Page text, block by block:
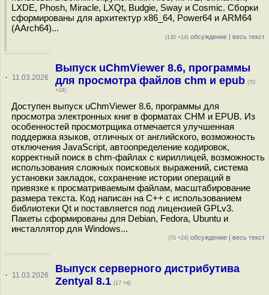
LXDE, Phosh, Miracle, LXQt, Budgie, Sway и Cosmic. Сборки
сформированы для архитектур x86_64, Power64 и ARM64
(AArch64)...
(130 +14) обсуждение | весь текст
· 11.03.2026
Выпуск uChmViewer 8.6, программы
для просмотра файлов chm и epub (70
+24)
Доступен выпуск uChmViewer 8.6, программы для
просмотра электронных книг в форматах CHM и EPUB. Из
особенностей просмотрщика отмечается улучшенная
поддержка языков, отличных от английского, возможность
отключения JavaScript, автоопределение кодировок,
корректный поиск в chm-файлах с кириллицей, возможность
использования сложных поисковых выражений, система
установки закладок, сохранение истории операций в
привязке к просматриваемым файлам, масштабирование
размера текста. Код написан на С++ с использованием
библиотеки Qt и поставляется под лицензией GPLv3.
Пакеты cформированы для Debian, Fedora, Ubuntu и
инсталлятор для Windows...
(70 +24) обсуждение | весь текст
· 11.03.2026
Выпуск серверного дистрибутива
Zentyal 8.1 (17 +4)